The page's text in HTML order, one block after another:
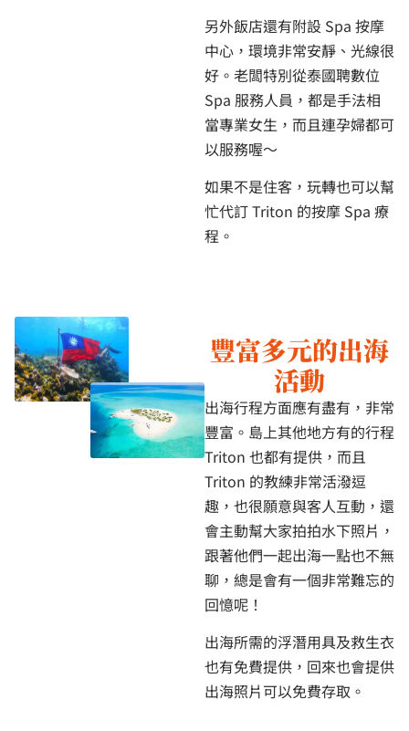
另外飯店還有附設 Spa 按摩
中心，環境非常安靜、光線很
好。老闆特別從泰國聘數位
Spa 服務人員，都是手法相
當專業女生，而且連孕婦都可
以服務喔～
如果不是住客，玩轉也可以幫
忙代訂 Triton 的按摩 Spa 療
程。
豐富多元的出海
活動
出海行程方面應有盡有，非常
豐富。島上其他地方有的行程
Triton 也都有提供，而且
Triton 的教練非常活潑逗
趣，也很願意與客人互動，還
會主動幫大家拍拍水下照片，
跟著他們一起出海一點也不無
聊，總是會有一個非常難忘的
回憶呢！
出海所需的浮潛用具及救生衣
也有免費提供，回來也會提供
出海照片可以免費存取。